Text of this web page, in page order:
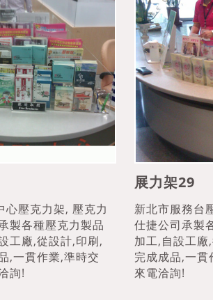
心壓克力架, 壓克力
製各種壓克力製品
工廠,從設計,印刷,
,一貫作業,準時交
詢!
展力架29
新北市服務台
仕捷公司承製
加工,自設工
完成成品,一
來電洽詢!